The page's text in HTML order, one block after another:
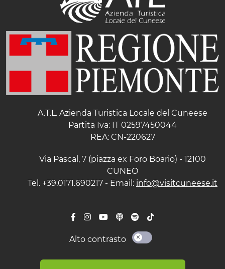
A.T.L. Azienda Turistica Locale del Cuneese
Partita Iva: IT 02597450044
REA: CN-220627
Via Pascal, 7 (piazza ex Foro Boario) - 12100
CUNEO
Tel. +39.0171.690217 - Email: info@visitcuneese.it
Alto contrasto